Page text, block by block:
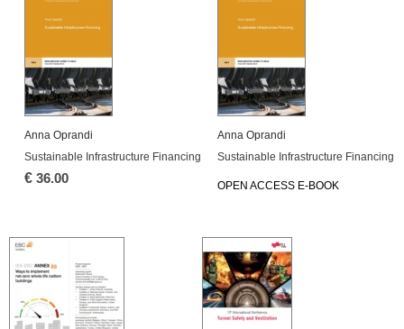
Anna Oprandi
Sustainable Infrastructure Financing
€ 36.00
Anna Oprandi
Sustainable Infrastructure Financing
OPEN ACCESS E-BOOK